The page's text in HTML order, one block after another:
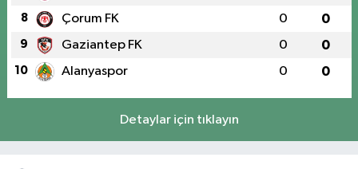
8 Çorum FK 0 0
9 Gaziantep FK 0 0
10 Alanyaspor 0 0
Detaylar için tıklayın